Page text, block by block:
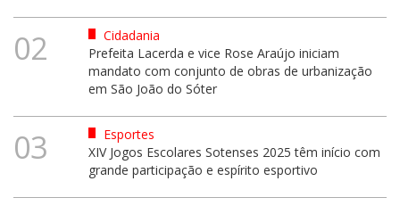
02
Cidadania
Prefeita Lacerda e vice Rose Araújo iniciam
mandato com conjunto de obras de urbanização
em São João do Sóter
03
Esportes
XIV Jogos Escolares Sotenses 2025 têm início com
grande participação e espírito esportivo